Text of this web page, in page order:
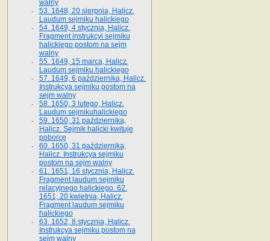
walny
53. 1648, 20 sierpnia, Halicz.
Laudum sejmiku halickiego
54. 1649, 4 stycznia, Halicz.
Fragment instrukcyi sejmiku
halickiego postom na sejm
walny
55. 1649, 15 marca, Halicz.
Laudum sejmiku halickiego
57. 1649, 6 października, Halicz.
Instrukcya sejmiku postom na
sejm walny
58. 1650, 3 lutego, Halicz.
Laudum sejmikuhalickiego
59. 1650, 31 października,
Halicz. Sejmik halicki kwituje
poborcę
60. 1650, 31 października,
Halicz. Instrukcya sejmiku
postom na sejm walny
61. 1651, 16 stycznia, Halicz.
Fragment laudum sejmiku
relacyjnego halickiego. 62.
1651, 20 kwietnia, Halicz.
Fragment laudum sejmiku
halickiego
63. 1652, 8 stycznia, Halicz.
Instrukcya sejmiku postom na
sejm walny